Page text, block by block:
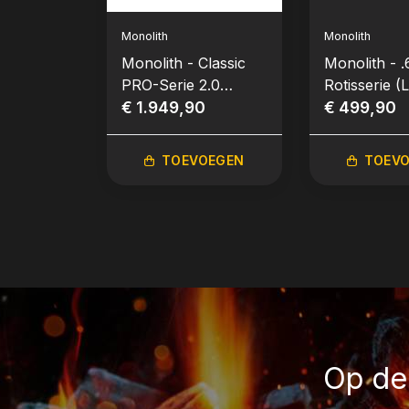
Monolith
Monolith - Classic
PRO-Serie 2.0
Kamado - Zwart incl.
€ 1.949,90
TOEVOEGEN
Monolith
Monolith -
Rotisserie
€ 499,90
Op